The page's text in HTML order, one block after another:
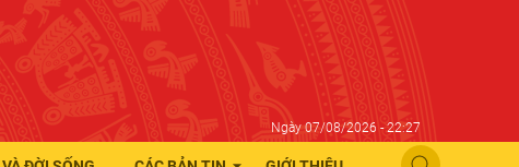
Ngày 07/08/2026 - 22:27